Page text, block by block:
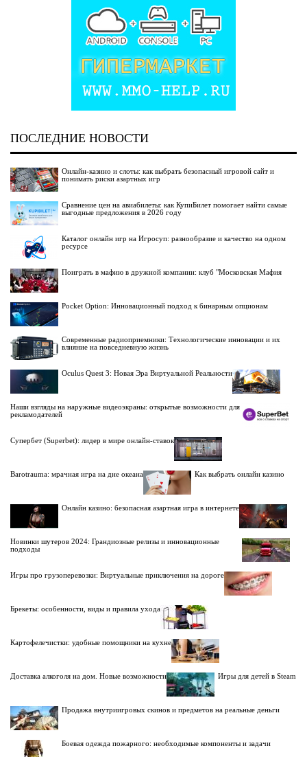
ПОСЛЕДНИЕ НОВОСТИ
Онлайн-казино и слоты: как выбрать безопасный игровой сайт и
понимать риски азартных игр
Сравнение цен на авиабилеты: как КупиБилет помогает найти самые
выгодные предложения в 2026 году
Каталог онлайн игр на Игросуп: разнообразие и качество на одном
ресурсе
Поиграть в мафию в дружной компании: клуб "Московская Мафия
Pocket Option: Инновационный подход к бинарным опционам
Современные радиоприемники: Технологические инновации и их
влияние на повседневную жизнь
Oculus Quest 3: Новая Эра Виртуальной Реальности
Наши взгляды на наружные видеоэкраны: открытые возможности для
рекламодателей
Супербет (Superbet): лидер в мире онлайн-ставок
Barotrauma: мрачная игра на дне океана Как выбрать онлайн казино
Онлайн казино: безопасная азартная игра в интернете
Новинки шутеров 2024: Грандиозные релизы и инновационные
подходы
Игры про грузоперевозки: Виртуальные приключения на дороге
Брекеты: особенности, виды и правила ухода
Картофелечистки: удобные помощники на кухне
Доставка алкоголя на дом. Новые возможности Игры для детей в Steam
Продажа внутриигровых скинов и предметов на реальные деньги
Боевая одежда пожарного: необходимые компоненты и задачи